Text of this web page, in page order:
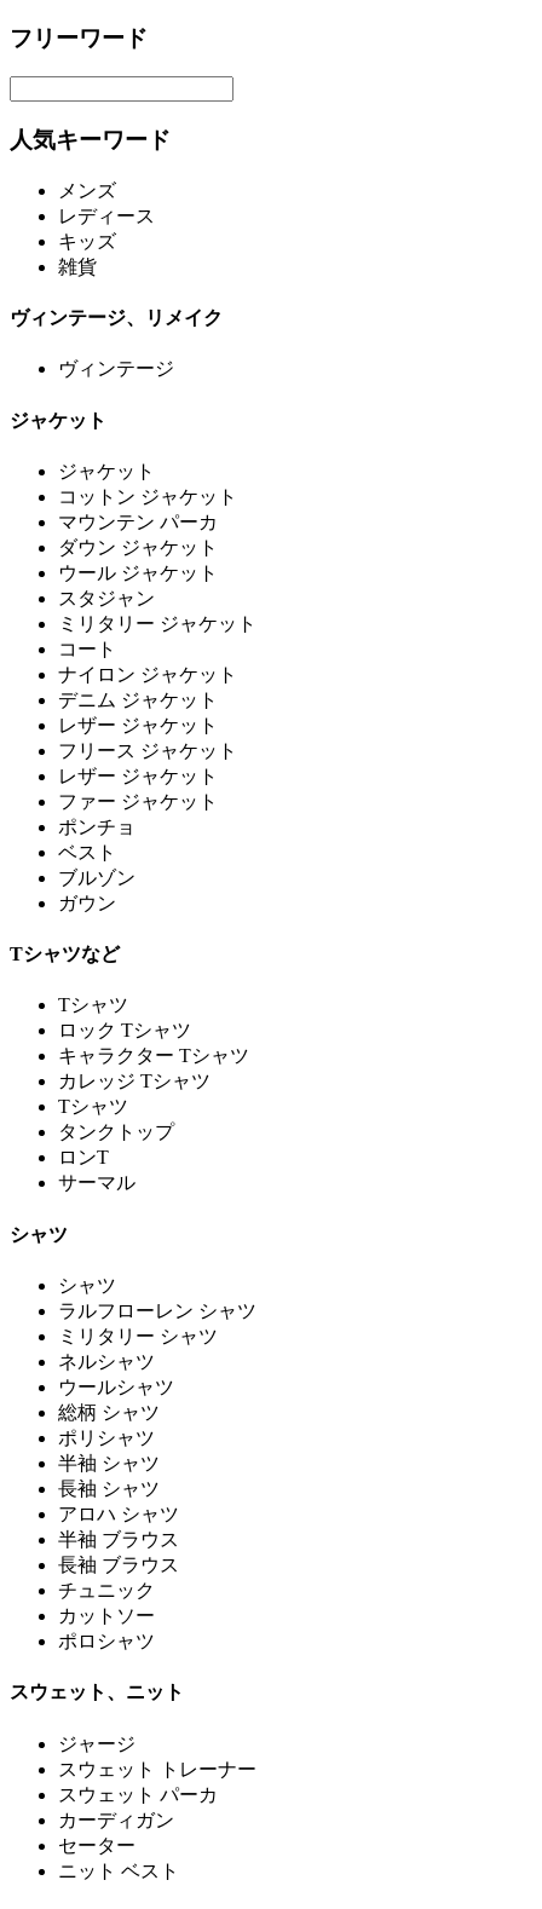
フリーワード
人気キーワード
メンズ
レディース
キッズ
雑貨
ヴィンテージ、リメイク
ヴィンテージ
ジャケット
ジャケット
コットン ジャケット
マウンテン パーカ
ダウン ジャケット
ウール ジャケット
スタジャン
ミリタリー ジャケット
コート
ナイロン ジャケット
デニム ジャケット
レザー ジャケット
フリース ジャケット
レザー ジャケット
ファー ジャケット
ポンチョ
ベスト
ブルゾン
ガウン
Tシャツなど
Tシャツ
ロック Tシャツ
キャラクター Tシャツ
カレッジ Tシャツ
Tシャツ
タンクトップ
ロンT
サーマル
シャツ
シャツ
ラルフローレン シャツ
ミリタリー シャツ
ネルシャツ
ウールシャツ
総柄 シャツ
ポリシャツ
半袖 シャツ
長袖 シャツ
アロハ シャツ
半袖 ブラウス
長袖 ブラウス
チュニック
カットソー
ポロシャツ
スウェット、ニット
ジャージ
スウェット トレーナー
スウェット パーカ
カーディガン
セーター
ニット ベスト